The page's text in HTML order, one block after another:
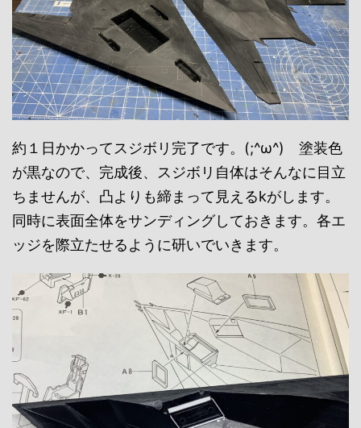
約１日かかってスジボリ完了です。(;^ω^) 塗装色
が黒なので、完成後、スジボリ自体はそんなに目立
ちませんが、凸よりも締まって見えるkがします。
同時に表面全体をサンディングしておきます。各エ
ッジを際立たせるように研いでいきます。